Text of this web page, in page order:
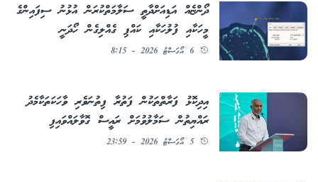
ދޯންޏެއް އަޑިއަށްދާތީ ސަލާމަތްކުރަން އުޅުނު ސިފައިންގެ
މީހަކާއި ފުލުހަކާއި ކައްޕި ގެއްލިގެން ހޯދަނީ
6 އޯގަސްޓު 2026 - 8:15
އިދިކޮޅު ފަރާތްތަކުން ފަތުރާ ފިތުނަވެރި ވާހަކަތަކާމެދު
ރައްޔިތުން ސަމާލުވުމަށް ރައީސް ގޮވާލައްވައިފި
5 އޯގަސްޓު 2026 - 23:59